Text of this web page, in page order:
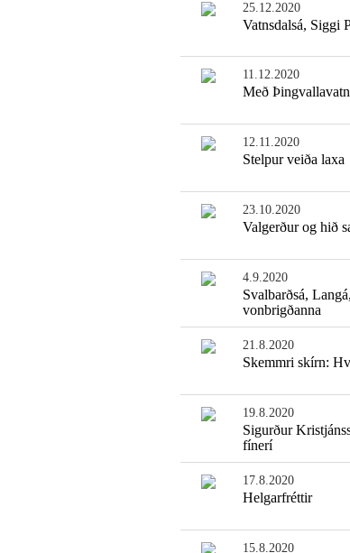
25.12.2020
Vatnsdalsá, Siggi
11.12.2020
Með
12.11.2020
Stelpur veiða laxa
23.10.2020
Valgerður og hið
4.9.2020
Svalbarðsá,
vonbrigðanna
21.8.2020
Skemmri skírn:
19.8.2020
Sigurður
fínerí
17.8.2020
Helgarfréttir
15.8.2020